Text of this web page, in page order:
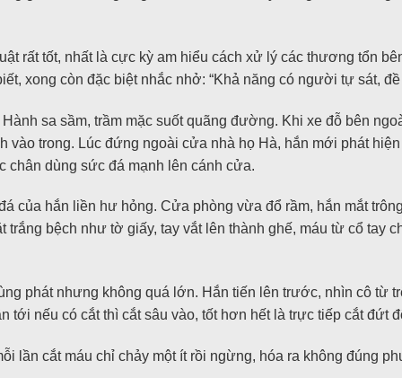
rất tốt, nhất là cực kỳ am hiểu cách xử lý các thương tổn
xong còn đặc biệt nhắc nhở: “Khả năng có người tự sát,
sa sầm, trầm mặc suốt quãng đường. Khi xe đỗ bên
trong. Lúc đứng ngoài cửa nhà họ Hà, hắn mới phát
chân dùng sức đá mạnh lên cánh cửa.
của hắn liền hư hỏng. Cửa phòng vừa đổ rầm, hắn mắt
bệch như tờ giấy, tay vắt lên thành ghế, máu từ cổ tay
phát nhưng không quá lớn. Hắn tiến lên trước, nhìn cô từ
tới nếu có cắt thì cắt sâu vào, tốt hơn hết là trực tiếp cắt đứt
lần cắt máu chỉ chảy một ít rồi ngừng, hóa ra không đúng